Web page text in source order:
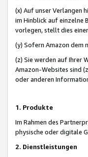
(x) Auf unser Verlangen
im Hinblick auf einzelne
vorlegen, stellt dies
(y) Sofern Amazon dem
(z) Sie werden auf Ihrer
Amazon-Websites sind
oder anderen
1. Produkte
Im Rahmen des
physische oder digitale
2. Dienstleistungen